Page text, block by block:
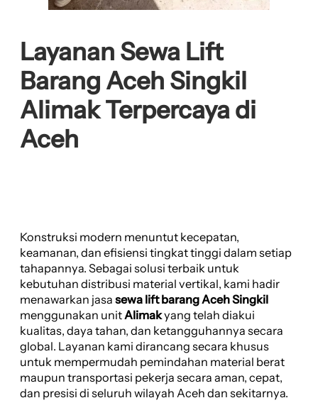
Layanan Sewa Lift
Barang Aceh Singkil
Alimak Terpercaya di
Aceh
Konstruksi modern menuntut kecepatan,
keamanan, dan efisiensi tingkat tinggi dalam setiap
tahapannya. Sebagai solusi terbaik untuk
kebutuhan distribusi material vertikal, kami hadir
menawarkan jasa sewa lift barang Aceh Singkil
menggunakan unit Alimakyang telah diakui
kualitas, daya tahan, dan ketangguhannya secara
global. Layanan kami dirancang secara khusus
untuk mempermudah pemindahan material berat
maupun transportasi pekerja secara aman, cepat,
dan presisi di seluruh wilayah Aceh dan sekitarnya.